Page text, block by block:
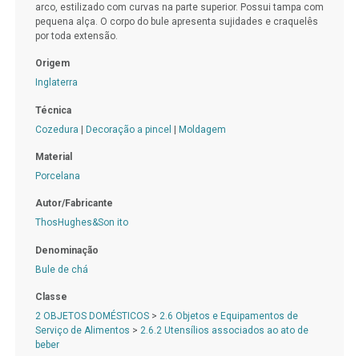
arco, estilizado com curvas na parte superior. Possui tampa com
pequena alça. O corpo do bule apresenta sujidades e craquelês
por toda extensão.
Origem
Inglaterra
Técnica
Cozedura | Decoração a pincel | Moldagem
Material
Porcelana
Autor/Fabricante
ThosHughes&Son ito
Denominação
Bule de chá
Classe
2 OBJETOS DOMÉSTICOS> 2.6 Objetos e Equipamentos de
Serviço de Alimentos > 2.6.2 Utensílios associados ao ato de
beber